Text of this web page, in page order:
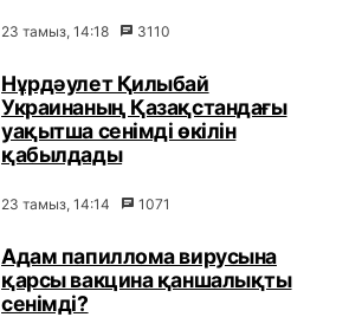
23 тамыз, 14:18 3110
Нұрдәулет Қилыбай
Украинаның Қазақстандағы
уақытша сенімді өкілін
қабылдады
23 тамыз, 14:14 1071
Адам папиллома вирусына
қарсы вакцина қаншалықты
сенімді?